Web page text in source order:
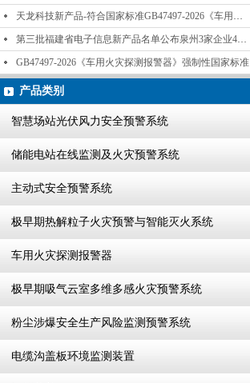
天龙科技新产品-符合国家标准GB47497-2026《车用火灾探测报警器》标准发布
第三批福建省电子信息新产品名单公布泉州3家企业4款产品成功入选-泉州天龙科技
GB47497-2026《车用火灾探测报警器》强制性国家标准
产品类别
智慧场站光伏风力安全预警系统
储能电站在线监测及火灾预警系统
主动式安全预警系统
极早期热解粒子火灾预警与智能灭火系统
车用火灾探测报警器
极早期吸气云室多维多感火灾预警系统
粉尘涉爆安全生产风险监测预警系统
电缆沟盖板环境监测装置